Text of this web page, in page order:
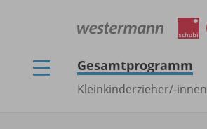
Gesamtprogramm
Kleinkinderzieher/-innen